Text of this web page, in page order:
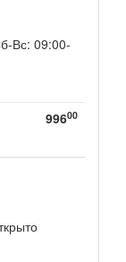
Вс: 09:00-
99600